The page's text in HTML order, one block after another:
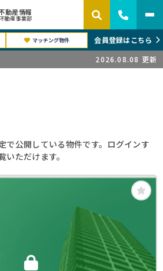
動産情報
動産事業部
マッチング物件
会員登録はこちら
2026.08.08 更新
で公開している物件です。ログインす
ただけます。